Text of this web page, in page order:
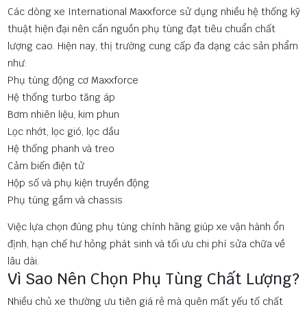
Các dòng xe International Maxxforce sử dụng nhiều hệ thống kỹ
thuật hiện đại nên cần nguồn phụ tùng đạt tiêu chuẩn chất
lượng cao. Hiện nay, thị trường cung cấp đa dạng các sản phẩm
như:
Phụ tùng động cơ Maxxforce
Hệ thống turbo tăng áp
Bơm nhiên liệu, kim phun
Lọc nhớt, lọc gió, lọc dầu
Hệ thống phanh và treo
Cảm biến điện tử
Hộp số và phụ kiện truyền động
Phụ tùng gầm và chassis
Việc lựa chọn đúng phụ tùng chính hãng giúp xe vận hành ổn
định, hạn chế hư hỏng phát sinh và tối ưu chi phí sửa chữa về
lâu dài.
Vì Sao Nên Chọn Phụ Tùng Chất Lượng?
Nhiều chủ xe thường ưu tiên giá rẻ mà quên mất yếu tố chất